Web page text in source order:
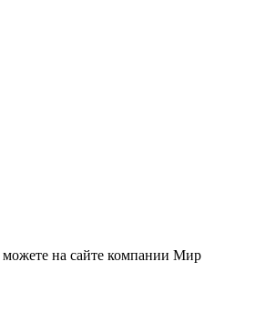
можете на сайте компании Мир